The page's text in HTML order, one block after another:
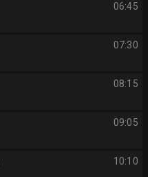
06:45
07:30
08:15
09:05
10:10